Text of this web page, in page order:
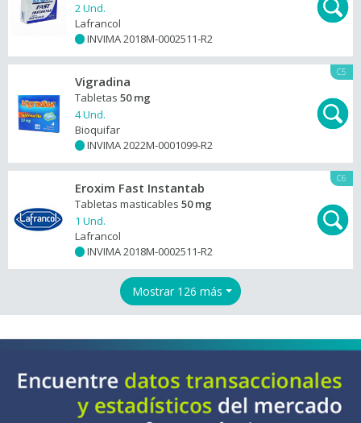
2 Und.
Lafrancol
INVIMA 2018M-0002511-R2
C5
Vigradina
Tabletas 50 mg
4 Und.
Bioquifar
INVIMA 2022M-0001099-R2
C6
Eroxim Fast Instantab
Tabletas masticables 50 mg
1 Und.
Lafrancol
INVIMA 2018M-0002511-R2
Mostrar 126 más